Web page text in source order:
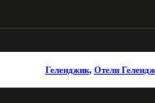
Геленджик, Отели